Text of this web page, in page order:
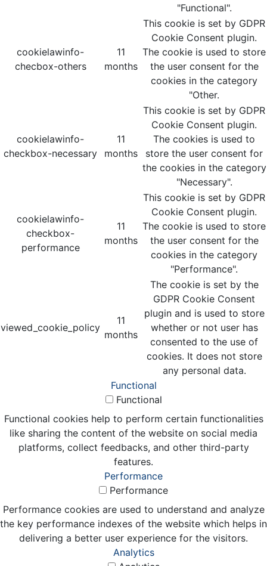
"Functional".
cookielawinfo-
checbox-others
11
months
This cookie is set by GDPR
Cookie Consent plugin.
The cookie is used to store
the user consent for the
cookies in the category
"Other.
cookielawinfo-
checkbox-necessary
11
months
This cookie is set by GDPR
Cookie Consent plugin.
The cookies is used to
store the user consent for
the cookies in the category
"Necessary".
cookielawinfo-
checkbox-
performance
11
months
This cookie is set by GDPR
Cookie Consent plugin.
The cookie is used to store
the user consent for the
cookies in the category
"Performance".
viewed_cookie_policy
11
months
The cookie is set by the
GDPR Cookie Consent
plugin and is used to store
whether or not user has
consented to the use of
cookies. It does not store
any personal data.
Functional
Functional
Functional cookies help to perform certain functionalities
like sharing the content of the website on social media
platforms, collect feedbacks, and other third-party
features.
Performance
Performance
Performance cookies are used to understand and analyze
the key performance indexes of the website which helps in
delivering a better user experience for the visitors.
Analytics